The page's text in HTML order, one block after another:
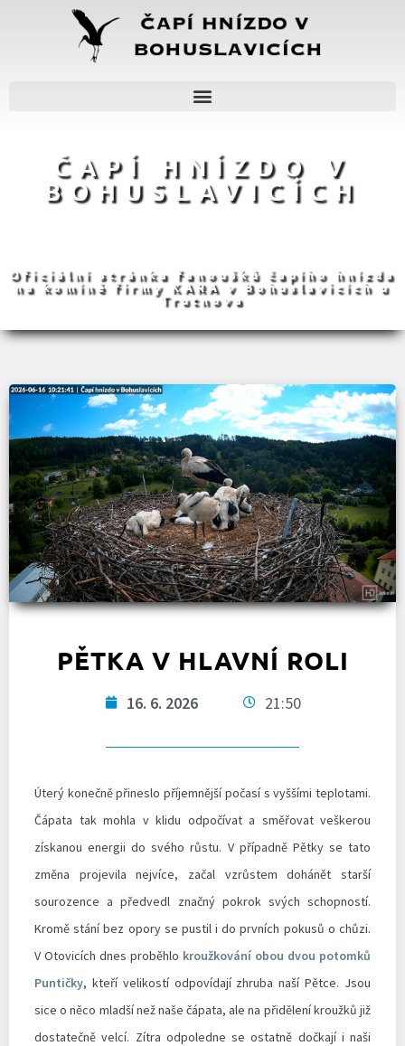
ČAPÍ HNÍZDO V
BOHUSLAVICÍCH
Oficiální stránka fanoušků čapího hnízda
na komíně firmy KARA v Bohuslavicích u
Trutnova
PĚTKA V HLAVNÍ ROLI
16. 6. 2026 21:50
Úterý konečně přineslo příjemnější počasí s vyššími teplotami.
Čápata tak mohla v klidu odpočívat a směřovat veškerou
získanou energii do svého růstu. V případně Pětky se tato
změna projevila nejvíce, začal vzrůstem dohánět starší
sourozence a předvedl značný pokrok svých schopností.
Kromě stání bez opory se pustil i do prvních pokusů o chůzi.
V Otovicích dnes proběhlo kroužkování obou dvou potomků
Puntičky, kteří velikostí odpovídají zhruba naší Pětce. Jsou
sice o něco mladší než naše čápata, ale na přidělení kroužků již
dostatečně velcí. Zítra odpoledne se ostatně dočkají i naši